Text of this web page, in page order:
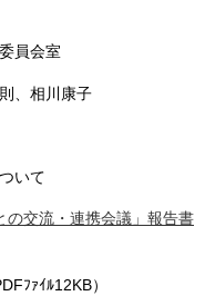
員会室
、相川康子
いて
の交流・連携会議」報告書
ﾌｧｲﾙ12KB）